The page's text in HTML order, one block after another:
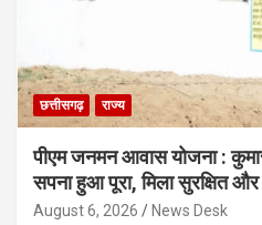
छत्तीसगढ़ राज्य
पीएम जनमन आवास योजना :
सपना हुआ पूरा, मिला सुरक्षित
August 6, 2026 News Desk